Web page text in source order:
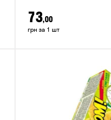
73,00
грн за 1 шт